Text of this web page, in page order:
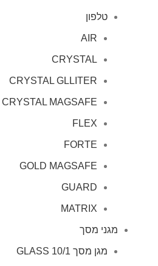
טלפון
AIR
CRYSTAL
CRYSTAL GLLITER
CRYSTAL MAGSAFE
FLEX
FORTE
GOLD MAGSAFE
GUARD
MATRIX
מגני מסך
מגן מסך GLASS 10/1